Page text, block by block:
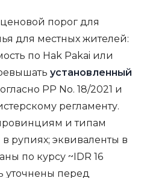
порог для
для местных жителей:
по Hak Pakai или
установленный
PP No. 18/2021 и
регламенту.
и типам
рупиях; эквиваленты в
по курсу ~IDR 16
уточнены перед